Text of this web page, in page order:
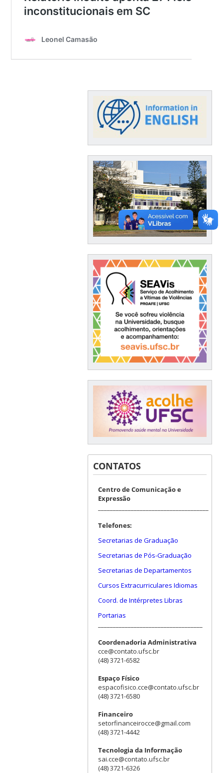
CONTATOS
Centro de Comunicação e
Expressão
Telefones:
Secretarias de Graduação
Secretarias de Pós-Graduação
Secretarias de Departamentos
Cursos Extracurriculares Idiomas
Coord. de Intérpretes Libras
Portarias
Coordenadoria Administrativa
cce@contato.ufsc.br
(48) 3721-6582
Espaço Físico
espacofisico.cce@contato.ufsc.br
(48) 3721-6580
Financeiro
setorfinanceirocce@gmail.com
(48) 3721-4442
Tecnologia da Informação
sai.cce@contato.ufsc.br
(48) 3721-6326